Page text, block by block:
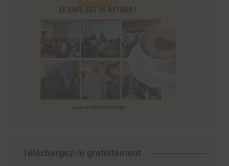
Téléchargez-le gratuitement